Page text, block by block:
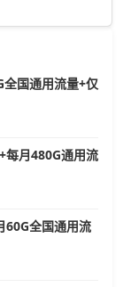
国通用流量+仅
每月480G通用流
60G全国通用流